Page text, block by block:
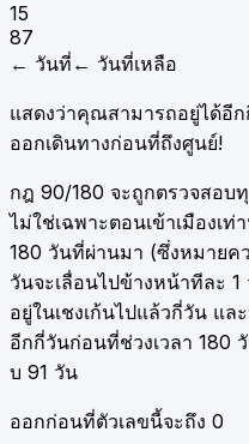
15
87
← วันที่ ← วันที่เหลือ
แสดงว่าคุณสามารถอยู่ได้อี
ออกเดินทางก่อนที่ถึงศูนย์!
กฎ 90/180 จะถูกตรวจสอ
ไม่ใช่เฉพาะตอนเข้าเมืองเ
180 วันที่ผ่านมา (ซึ่งหมายค
วันจะเลื่อนไปข้างหน้าทีละ
อยู่ในเชงเก้นไปแล้วกี่วัน แ
อีกกี่วันก่อนที่ช่วงเวลา 180
บ 91 วัน
ออกก่อนที่ตัวเลขนี้จะถึง 0